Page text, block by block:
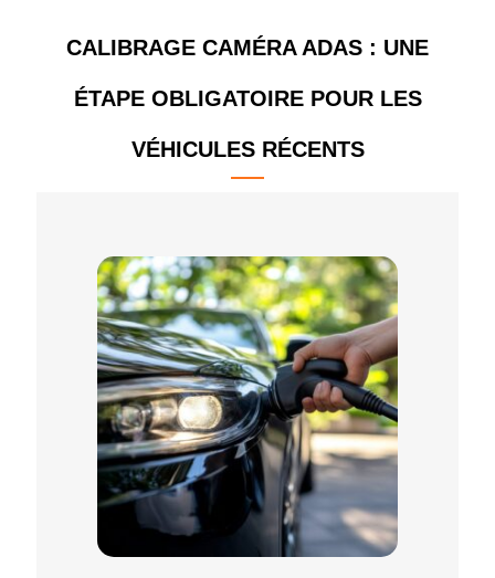
CALIBRAGE CAMÉRA ADAS : UNE
ÉTAPE OBLIGATOIRE POUR LES
VÉHICULES RÉCENTS